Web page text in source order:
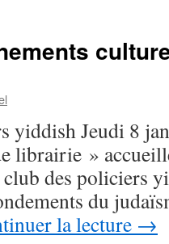
yiddish Jeudi 8
librairie »
des policiers
du
la lecture →